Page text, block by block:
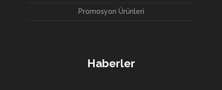
Promosyon Ürünleri
Haberler